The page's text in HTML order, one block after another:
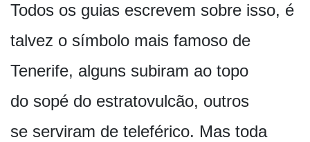
Todos os guias escrevem sobre isso, é
talvez o símbolo mais famoso de
Tenerife, alguns subiram ao topo
do sopé do estratovulcão, outros
se serviram de teleférico. Mas toda